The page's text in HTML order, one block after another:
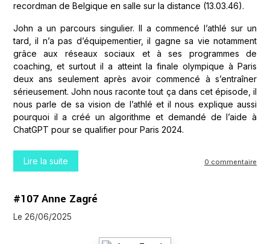
recordman de Belgique en salle sur la distance (13.03.46).
John a un parcours singulier. Il a commencé l’athlé sur un
tard, il n’a pas d’équipementier, il gagne sa vie notamment
grâce aux réseaux sociaux et à ses programmes de
coaching, et surtout il a atteint la finale olympique à Paris
deux ans seulement après avoir commencé à s’entraîner
sérieusement. John nous raconte tout ça dans cet épisode, il
nous parle de sa vision de l’athlé et il nous explique aussi
pourquoi il a créé un algorithme et demandé de l’aide à
ChatGPT pour se qualifier pour Paris 2024.
Lire la suite 0 commentaire
#107 Anne Zagré
Le 26/06/2025